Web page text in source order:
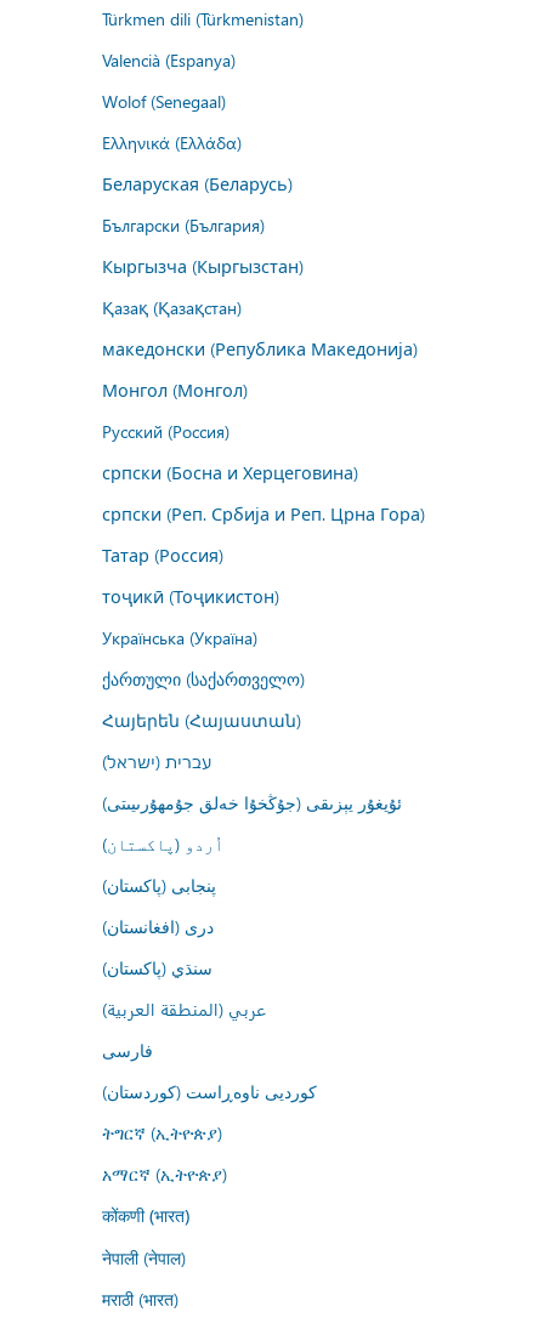
Türkmen dili (Türkmenistan)
Valencià (Espanya)
Wolof (Senegaal)
Ελληνικά (Ελλάδα)
Беларуская (Беларусь)
Български (България)
Кыргызча (Кыргызстан)
Қазақ (Қазақстан)
македонски (Република Македонија)
Монгол (Монгол)
Русский (Россия)
српски (Босна и Херцеговина)
српски (Реп. Србија и Реп. Црна Гора)
Татар (Россия)
тоҷикӣ (Тоҷикистон)
Українська (Україна)
ქართული (საქართველო)
Հայերեն (Հայաստան)
עברית (ישראל)
ئۇيغۇر يېزىقى (جۇڭخۇا خەلق جۇمھۇرىيىتى)
اُردو (پاکستان)
پنجابی (پاکستان)
درى (افغانستان)
سنڌي (پاکستان)
عربي (المنطقة العربية)
فارسى
کوردیی ناوەڕاست (کوردستان)
ትግርኛ (ኢትዮጵያ)
አማርኛ (ኢትዮጵያ)
कोंकणी (भारत)
नेपाली (नेपाल)
मराठी (भारत)